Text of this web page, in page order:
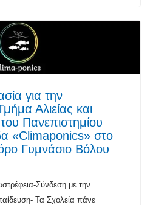
για την
Αλιείας και
Πανεπιστημίου
«Climaponics» στο
Γυμνάσιο Βόλου
Σύνδεση με την
Τα Σχολεία πάνε